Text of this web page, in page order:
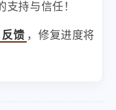
支持与信任！
反馈 ，修复进度将